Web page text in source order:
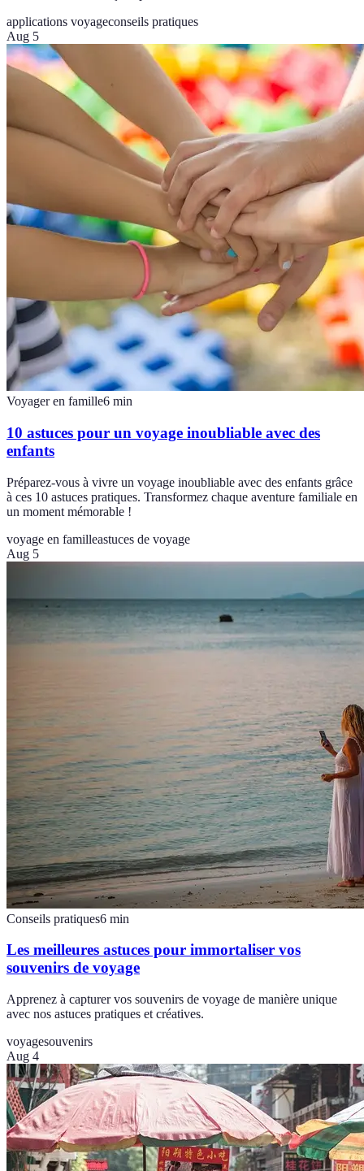
applications voyageconseils pratiques
Aug 5
Voyager en famille6 min
10 astuces pour un voyage inoubliable avec des
enfants
Préparez-vous à vivre un voyage inoubliable avec des enfants grâce
à ces 10 astuces pratiques. Transformez chaque aventure familiale en
un moment mémorable !
voyage en familleastuces de voyage
Aug 5
Conseils pratiques6 min
Les meilleures astuces pour immortaliser vos
souvenirs de voyage
Apprenez à capturer vos souvenirs de voyage de manière unique
avec nos astuces pratiques et créatives.
voyagesouvenirs
Aug 4